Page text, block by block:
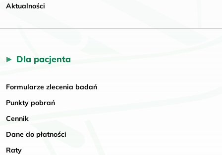
Aktualności
Dla pacjenta
Formularze zlecenia badań
Punkty pobrań
Cennik
Dane do płatności
Raty